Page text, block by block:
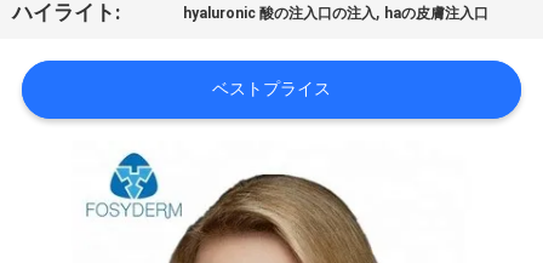
ツ
ア
ー
ハイライト: hyaluronic 酸の注入口の注入, haの皮膚注入口
ベストプライス